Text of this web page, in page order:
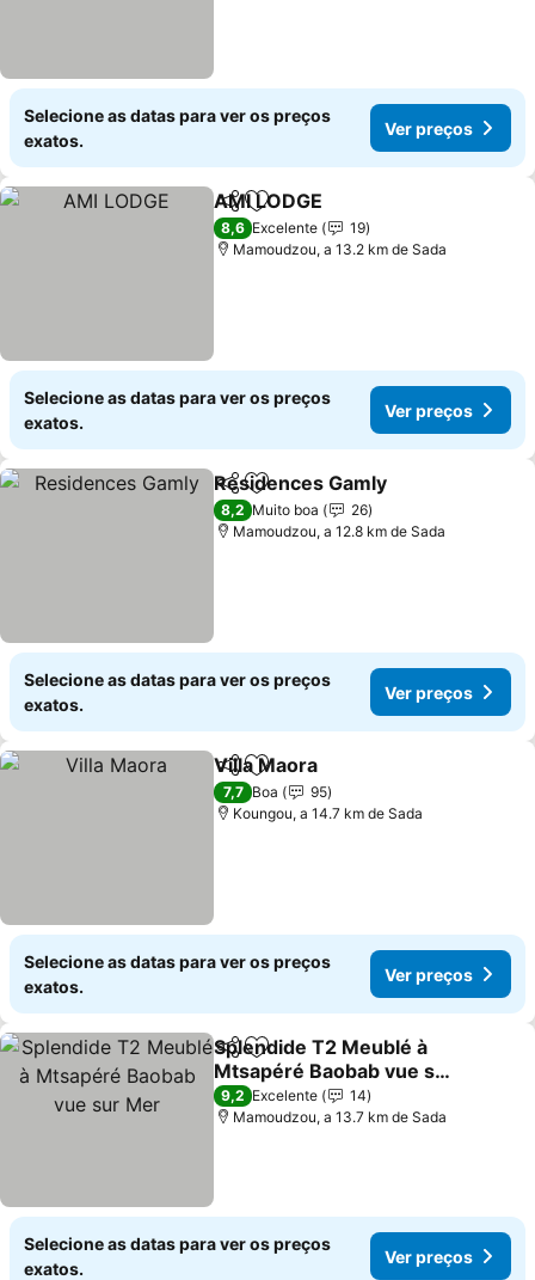
Selecione as datas para ver os preços
exatos.
Ver preços
PartilharAdicionar aos favoritos
AMI LODGE
8,6 Excelente
19
Mamoudzou, a 13.2 km de Sada
Selecione as datas para ver os preços
exatos.
Ver preços
PartilharAdicionar aos favoritos
Residences Gamly
8,2 Muito boa
26
Mamoudzou, a 12.8 km de Sada
Selecione as datas para ver os preços
exatos.
Ver preços
PartilharAdicionar aos favoritos
Villa Maora
7,7 Boa
95
Koungou, a 14.7 km de Sada
Selecione as datas para ver os preços
exatos.
Ver preços
PartilharAdicionar aos favoritos
Splendide T2 Meublé à
Mtsapéré Baobab vue sur
Mer
9,2 Excelente
14
Mamoudzou, a 13.7 km de Sada
Selecione as datas para ver os preços
exatos.
Ver preços